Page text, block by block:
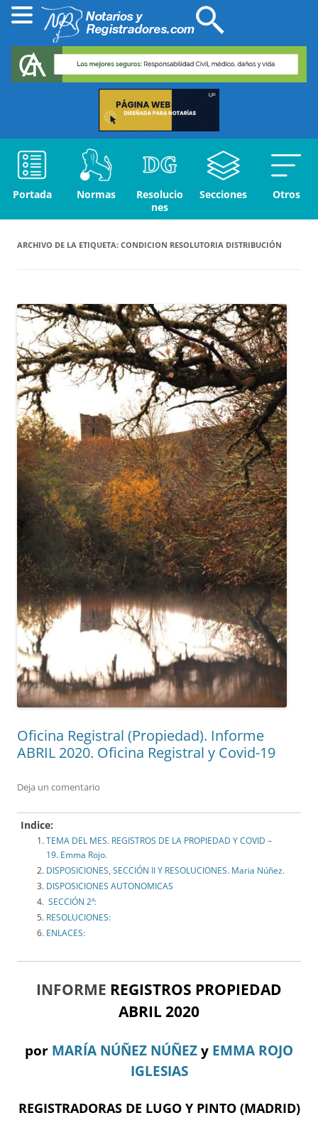
Portada Normas
Resolucio
nes
Secciones Otros
ARCHIVO DE LA ETIQUETA: CONDICION RESOLUTORIA DISTRIBUCIÓN
Oficina Registral (Propiedad). Informe
ABRIL 2020. Oficina Registral y Covid-19
Deja un comentario
Indice:
TEMA DEL MES. REGISTROS DE LA PROPIEDAD Y COVID –
19. Emma Rojo.
DISPOSICIONES, SECCIÓN II Y RESOLUCIONES. Maria Núñez.
DISPOSICIONES AUTONOMICAS
SECCIÓN 2ª:
RESOLUCIONES:
ENLACES:
INFORME REGISTROS PROPIEDAD
ABRIL 2020
por MARÍA NÚÑEZ NÚÑEZ y EMMA ROJO
IGLESIAS
REGISTRADORAS DE LUGO Y PINTO (MADRID)